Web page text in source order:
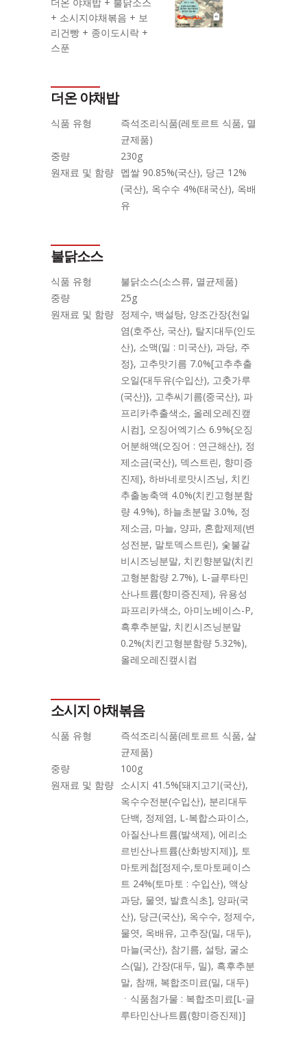
+ 소시지야채볶음 + 보
리건빵 + 종이도시락 +
스푼
더온 야채밥
식품 유형
즉석조리식품(레토르트 식품, 멸
균제품)
중량
230g
원재료 및 함량 멥쌀 90.85%(국산), 당근 12%
(국산), 옥수수 4%(태국산), 옥배
유
불닭소스
식품 유형
불닭소스(소스류, 멸균제품)
중량
25g
원재료 및 함량 정제수, 백설탕, 양조간장{천일
염(호주산, 국산), 탈지대두(인도
산), 소맥(밀 : 미국산), 과당, 주
정}, 고추맛기름 7.0%[고추추출
오일{대두유(수입산), 고춧가루
(국산)}, 고추씨기름(중국산), 파
프리카추출색소, 올레오레진캪
시컴], 오징어엑기스 6.9%{오징
어분해액(오징어 : 연근해산), 정
제소금(국산), 덱스트린, 향미증
진제}, 하바네로맛시즈닝, 치킨
추출농축액 4.0%(치킨고형분함
량 4.9%), 하늘초분말 3.0%, 정
제소금, 마늘, 양파, 혼합제제(변
성전분, 말토덱스트린), 숯불갈
비시즈닝분말, 치킨향분말(치킨
고형분함량 2.7%), L-글루타민
산나트륨(향미증진제), 유용성
파프리카색소, 아미노베이스-P,
흑후추분말, 치킨시즈닝분말
0.2%(치킨고형분함량 5.32%),
올레오레진캪시컴
소시지 야채볶음
식품 유형
즉석조리식품(레토르트 식품, 살
균제품)
중량
100g
원재료 및 함량 소시지 41.5%[돼지고기(국산),
옥수수전분(수입산), 분리대두
단백, 정제염, L-복합스파이스,
아질산나트륨(발색제), 에리소
르빈산나트륨(산화방지제)], 토
마토케첩[정제수,토마토페이스
트 24%(토마토 : 수입산), 액상
과당, 물엿, 발효식초], 양파(국
산), 당근(국산), 옥수수, 정제수,
물엿, 옥배유, 고추장(밀, 대두),
마늘(국산), 참기름, 설탕, 굴소
스(밀), 간장(대두, 밀), 흑후추분
말, 참깨, 복합조미료(밀, 대두)
ㆍ식품첨가물 : 복합조미료[L-글
루타민산나트륨(향미증진제)]